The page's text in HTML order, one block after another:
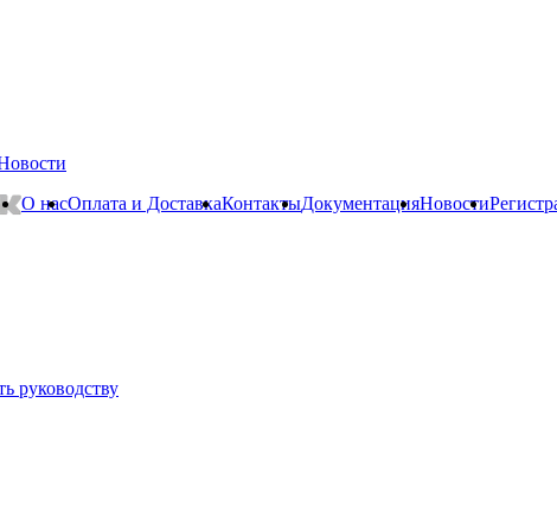
О насОплата и ДоставкаКонтактыДокументацияНовости
руководству